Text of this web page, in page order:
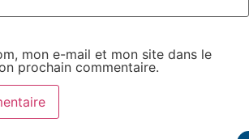
mon e-mail et mon site dans le
prochain commentaire.